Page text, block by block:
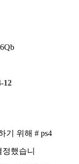
12
기 위해 # ps4
했습니